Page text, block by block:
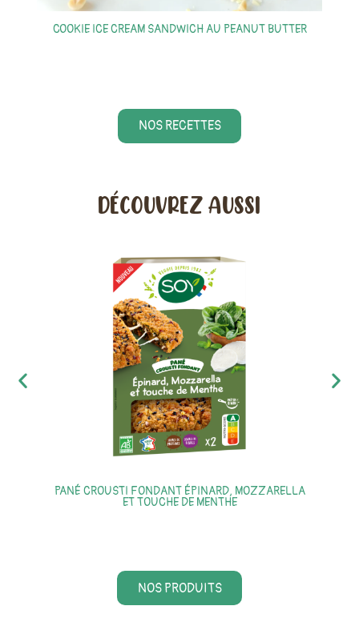
COOKIE ICE CREAM SANDWICH AU PEANUT BUTTER
NOS RECETTES
DÉCOUVREZ AUSSI
PANÉ CROUSTI FONDANT ÉPINARD, MOZZARELLA
ET TOUCHE DE MENTHE
NOS PRODUITS